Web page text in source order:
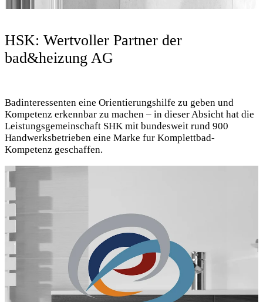
HSK: Wertvoller Partner der
bad&heizung AG
Badinteressenten eine Orientierungshilfe zu geben und
Kompetenz erkennbar zu machen – in dieser Absicht hat die
Leistungsgemeinschaft SHK mit bundesweit rund 900
Handwerksbetrieben eine Marke fur Komplettbad-
Kompetenz geschaffen.